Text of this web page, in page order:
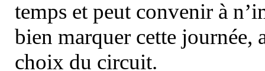
temps et peut convenir à
bien marquer cette journée,
choix du circuit.